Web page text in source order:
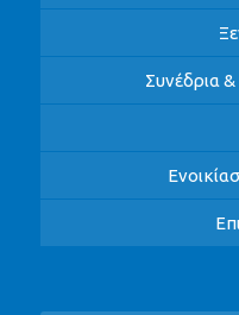
Συνέδρια